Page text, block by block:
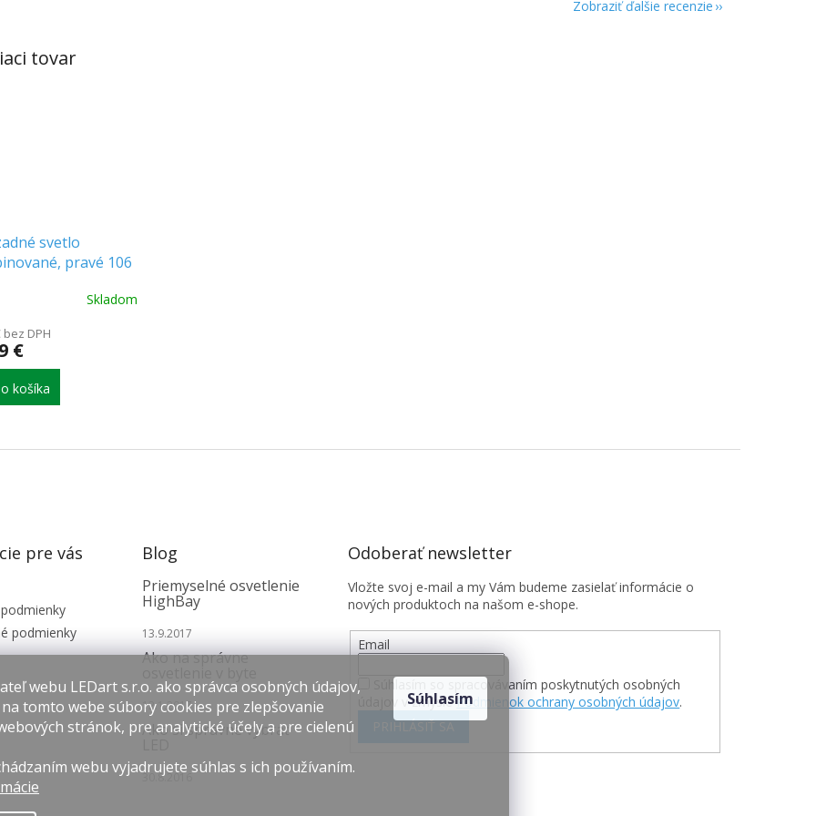
webu LEDart s.r.o. ako správca osobných údajov,
tomto webe súbory cookies pre zlepšovanie
stránok, pre analytické účely a pre cielenú
webu vyjadrujete súhlas s ich používaním.
Súhlasím
tovar
svetlo
pravé 106
Skladom
bez DPH
€
košíka
Zobraziť ďalšie recenzie
pre vás
podmienky
Blog
Priemyselné osvetlenie
HighBay
13.9.2017
Ako na správne
12.1.2017
Ako si správne vybrať
30.8.2016
Odoberať newsletter
Vložte svoj e-mail a my Vám budeme zasielať informácie o
nových produktoch na našom e-shope.
Email
Súhlasím so spracovávaním poskytnutých osobných
údajov v zmyslePodmienok ochrany osobných údajov.
PRIHLÁSIŤ SA